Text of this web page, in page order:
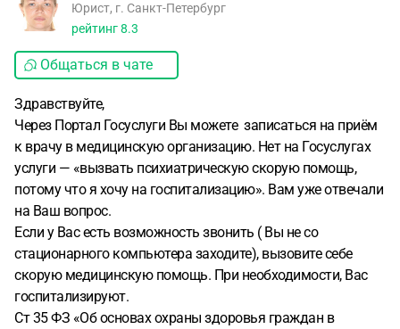
Юрист, г. Санкт-Петербург
рейтинг8.3
Общаться в чате
Здравствуйте,
Через Портал Госуслуги Вы можете записаться на приём
к врачу в медицинскую организацию. Нет на Госуслугах
услуги — «вызвать психиатрическую скорую помощь,
потому что я хочу на госпитализацию». Вам уже отвечали
на Ваш вопрос.
Если у Вас есть возможность звонить ( Вы не со
стационарного компьютера заходите), вызовите себе
скорую медицинскую помощь. При необходимости, Вас
госпитализируют.
Ст 35 ФЗ «Об основах охраны здоровья граждан в